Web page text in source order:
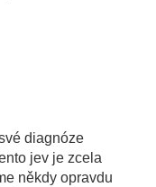
diagnóze
jev je zcela
někdy opravdu